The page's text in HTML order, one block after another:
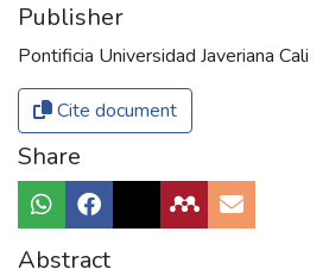
Publisher
Pontificia Universidad Javeriana Cali
Cite document
Share
Abstract